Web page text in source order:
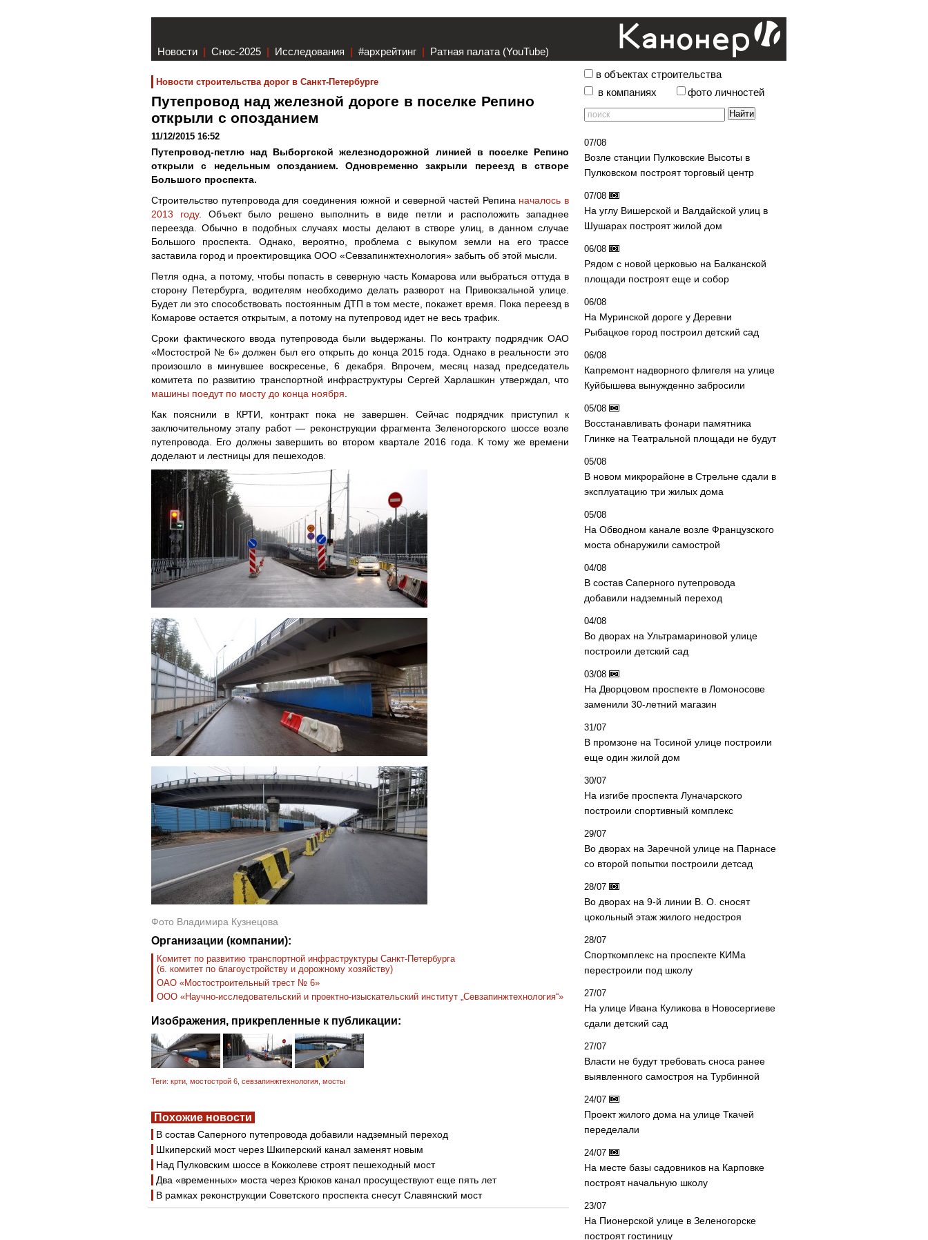
Новости | Снос-2025 | Исследования | #архрейтинг | Ратная палата (YouTube)
Новости строительства дорог в Санкт-Петербурге
Путепровод над железной дороге в поселке Репино
открыли с опозданием
11/12/2015 16:52
Путепровод-петлю над Выборгской железнодорожной линией в поселке Репино
открыли с недельным опозданием. Одновременно закрыли переезд в створе
Большого проспекта.
Строительство путепровода для соединения южной и северной частей Репина началось в
2013 году. Объект было решено выполнить в виде петли и расположить западнее
переезда. Обычно в подобных случаях мосты делают в створе улиц, в данном случае
Большого проспекта. Однако, вероятно, проблема с выкупом земли на его трассе
заставила город и проектировщика ООО «Севзапинжтехнология» забыть об этой мысли.
Петля одна, а потому, чтобы попасть в северную часть Комарова или выбраться оттуда в
сторону Петербурга, водителям необходимо делать разворот на Привокзальной улице.
Будет ли это способствовать постоянным ДТП в том месте, покажет время. Пока переезд в
Комарове остается открытым, а потому на путепровод идет не весь трафик.
Сроки фактического ввода путепровода были выдержаны. По контракту подрядчик ОАО
«Мостострой № 6» должен был его открыть до конца 2015 года. Однако в реальности это
произошло в минувшее воскресенье, 6 декабря. Впрочем, месяц назад председатель
комитета по развитию транспортной инфраструктуры Сергей Харлашкин утверждал, что
машины поедут по мосту до конца ноября
Как пояснили в КРТИ, контракт пока не завершен. Сейчас подрядчик приступил к
заключительному этапу работ — реконструкции фрагмента Зеленогорского шоссе возле
путепровода. Его должны завершить во втором квартале 2016 года. К тому же времени
доделают и лестницы для пешеходов.
Фото Владимира Кузнецова
Организации (компании):
Комитет по развитию транспортной инфраструктуры Санкт-Петербурга
(б. комитет по благоустройству и дорожному хозяйству)
ОАО «Мостостроительный трест № 6»
ООО «Научно-исследовательский и проектно-изыскательский институт „Севзапинжтехнология“»
Изображения, прикрепленные к публикации:
Теги: крти мостострой 6 севзапинжтехнология мосты
Похожие новости
В состав Саперного путепровода добавили надземный переход
Шкиперский мост через Шкиперский канал заменят новым
Над Пулковским шоссе в Кокколеве строят пешеходный мост
Два «временных» моста через Крюков канал просуществуют еще пять лет
В рамках реконструкции Советского проспекта снесут Славянский мост
в объектах строительства
в компаниях
фото личностей
07/08
Возле станции Пулковские Высоты в
Пулковском построят торговый центр
07/08
На углу Вишерской и Валдайской улиц в
Шушарах построят жилой дом
06/08
Рядом с новой церковью на Балканской
площади построят еще и собор
06/08
На Муринской дороге у Деревни
Рыбацкое город построил детский сад
06/08
Капремонт надворного флигеля на улице
Куйбышева вынужденно забросили
05/08
Восстанавливать фонари памятника
Глинке на Театральной площади не будут
05/08
В новом микрорайоне в Стрельне сдали в
эксплуатацию три жилых дома
05/08
На Обводном канале возле Французского
моста обнаружили самострой
04/08
В состав Саперного путепровода
добавили надземный переход
04/08
Во дворах на Ультрамариновой улице
построили детский сад
03/08
На Дворцовом проспекте в Ломоносове
заменили 30-летний магазин
31/07
В промзоне на Тосиной улице построили
еще один жилой дом
30/07
На изгибе проспекта Луначарского
построили спортивный комплекс
29/07
Во дворах на Заречной улице на Парнасе
со второй попытки построили детсад
28/07
Во дворах на 9-й линии В. О. сносят
цокольный этаж жилого недостроя
28/07
Спорткомплекс на проспекте КИМа
перестроили под школу
27/07
На улице Ивана Куликова в Новосергиеве
сдали детский сад
27/07
Власти не будут требовать сноса ранее
выявленного самостроя на Турбинной
24/07
Проект жилого дома на улице Ткачей
переделали
24/07
На месте базы садовников на Карповке
построят начальную школу
23/07
На Пионерской улице в Зеленогорске
построят гостиницу